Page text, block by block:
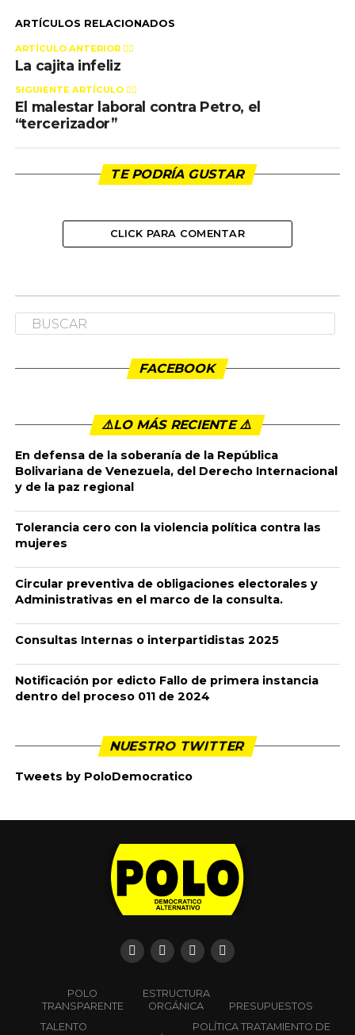
ARTÍCULOS RELACIONADOS
ARTÍCULO ANTERIOR 👉🏻
La cajita infeliz
SIGUIENTE ARTÍCULO 👈🏻
El malestar laboral contra Petro, el
“tercerizador”
TE PODRÍA GUSTAR
CLICK PARA COMENTAR
FACEBOOK
⚠️LO MÁS RECIENTE ⚠️️
En defensa de la soberanía de la República
Bolivariana de Venezuela, del Derecho Internacional
y de la paz regional
Tolerancia cero con la violencia política contra las
mujeres
Circular preventiva de obligaciones electorales y
Administrativas en el marco de la consulta.
Consultas Internas o interpartidistas 2025
Notificación por edicto Fallo de primera instancia
dentro del proceso 011 de 2024
NUESTRO TWITTER
Tweets by PoloDemocratico
POLO
TRANSPARENTE
ESTRUCTURA
ORGÁNICA
PRESUPUESTOS
TALENTO
POLÍTICA TRATAMIENTO DE